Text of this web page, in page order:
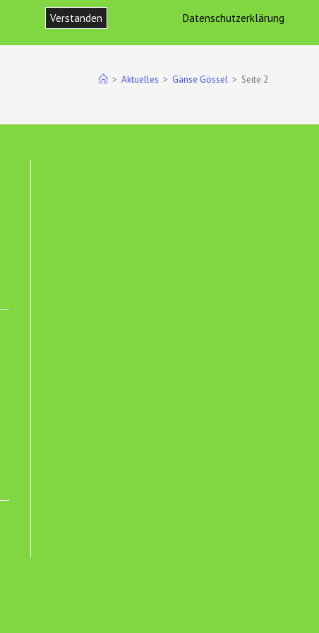
IMPRESSUM UND DATENSCHUTZ WEBSITE-
> Aktuelles > Gänse Gössel > Seite 2
Verstanden Datenschutzerklärung